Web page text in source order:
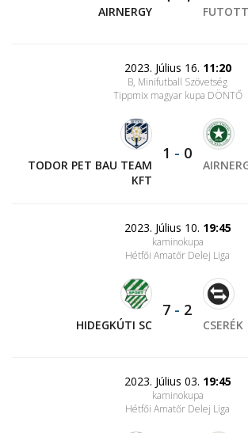
AIRNERGY
2023. Július 16. 11:20
B, Minifutball Szövetség
Tippmix magyar kupa DÖNTŐ
TODOR PET BAU TEAM
KFT
1 - 0
2023. Július 10. 19:45
kaminokupa
Hétfői Amatőr Delej Liga
HIDEGKÚTI SC
7 - 2
CSERÉK
2023. Július 03. 19:45
kaminokupa
Hétfői Amatőr Delej Liga